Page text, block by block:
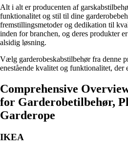
Alt i alt er producenten af
funktionalitet og stil til dine
fremstillingsmetoder og dedikation til
inden for branchen, og deres produkter
alsidig løsning.
Vælg garderobeskabstilbehør fra denne
enestående kvalitet og funktionalitet, der
Comprehensive
for Garderobetilbehør,
Garderope
IKEA